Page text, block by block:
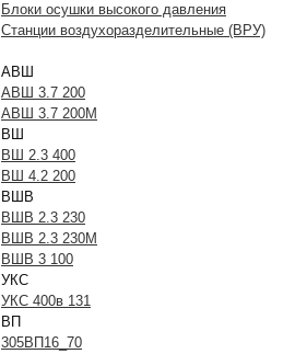
Блоки осушки высокого давления
Станции воздухоразделительные (ВРУ)
АВШ
АВШ 3.7 200
АВШ 3.7 200М
ВШ
ВШ 2.3 400
ВШ 4.2 200
ВШВ
ВШВ 2.3 230
ВШВ 2.3 230М
ВШВ 3 100
УКС
УКС 400в 131
ВП
305ВП16_70